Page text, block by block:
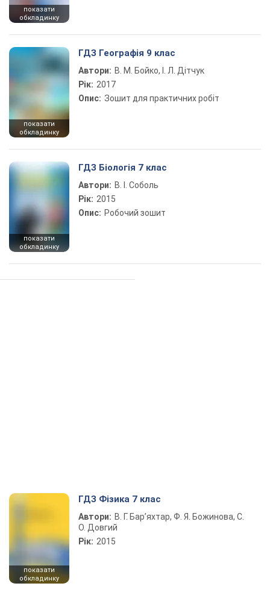
показати
обкладинку
показати
обкладинку
ГДЗ Географія 9 клас
Автори: В. М. Бойко, І. Л. Дітчук
Рік: 2017
Опис: Зошит для практичних робіт
показати
обкладинку
ГДЗ Біологія 7 клас
Автори: В. І. Соболь
Рік: 2015
Опис: Робочий зошит
показати
обкладинку
ГДЗ Фізика 7 клас
Автори: В. Г. Бар’яхтар, Ф. Я. Божинова, С.
О. Довгий
Рік: 2015